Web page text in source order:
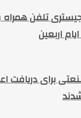
تلفن همراه
اربعین
برای دریافت